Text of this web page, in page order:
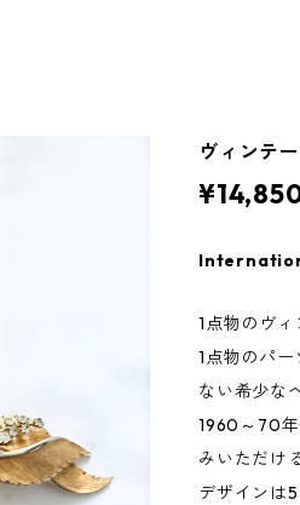
ヴィンテ
1点物のヴ
1点物のパ
ない希少な
1960～70
みいただけ
デザインは